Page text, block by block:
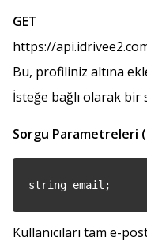
GET
https://
Bu, profiliniz altına
İsteğe bağlı olarak
Sorgu Parametreleri
string email;
Kullanıcıları tam e-